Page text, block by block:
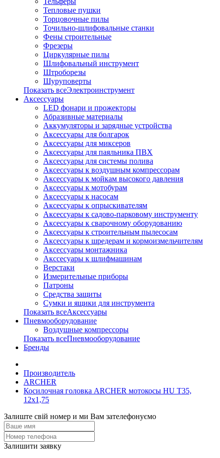
Тепловые пушки
Торцовочные пилы
Точильно-шлифовальные станки
Фены строительные
Фрезеры
Циркулярные пилы
Шлифовальный инструмент
Штроборезы
Шуруповерты
Показать всеЭлектроинструмент
Аксессуары
LED фонари и прожекторы
Абразивные материалы
Аккумуляторы и зарядные устройства
Аксессуары для болгарок
Аксессуары для миксеров
Аксессуары для паяльника ПВХ
Аксессуары для системы полива
Аксессуары к воздушным компрессорам
Аксессуары к мойкам высокого давления
Аксессуары к мотобурам
Аксессуары к насосам
Аксессуары к опрыскивателям
Аксессуары к садово-парковому инструменту
Аксессуары к сварочному оборудованию
Аксессуары к строительным пылесосам
Аксессуары к шредерам и кормоизмельчителям
Аксессуары монтажника
Акссесуары к шлифмашинам
Верстаки
Измерительные приборы
Патроны
Средства защиты
Сумки и ящики для инструмента
Показать всеАксессуары
Пневмооборудование
Воздушные компрессоры
Показать всеПневмооборудование
Бренды
Производитель
ARCHER
Косилочная головка ARCHER мотокосы HU T35,
12х1,75
Залиште свій номер и ми Вам зателефонуємо
Залишити заявку